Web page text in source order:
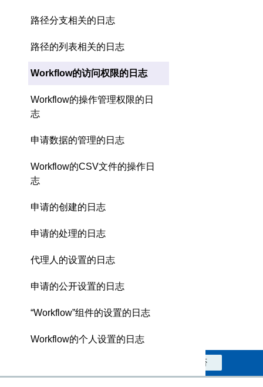
路径分支相关的日志
路径的列表相关的日志
Workflow的访问权限的日志
Workflow的操作管理权限的日
志
申请数据的管理的日志
Workflow的CSV文件的操作日
志
申请的创建的日志
申请的处理的日志
代理人的设置的日志
申请的公开设置的日志
“Workflow”组件的设置的日志
Workflow的个人设置的日志
否